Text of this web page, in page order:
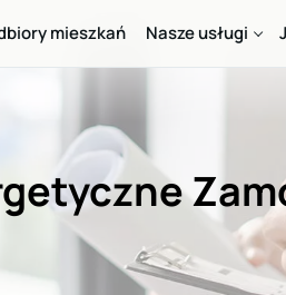
mieszkań Nasze usługi